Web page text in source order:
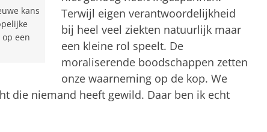
kans
een
Terwijl eigen verantwoordelijkheid
bij heel veel ziekten natuurlijk maar
een kleine rol speelt. De
moraliserende boodschappen zetten
onze waarneming op de kop. We
die niemand heeft gewild. Daar ben ik echt